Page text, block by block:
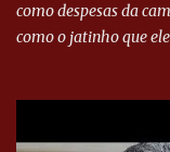
como despesas da
como o jatinho que
Executiva Nacional